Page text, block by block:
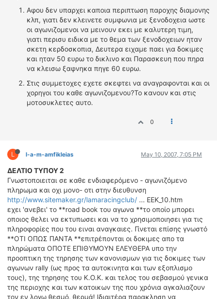
Αφου δεν υπαρχει καποια περιπτωση παροχης διαμονης
κλπ, γιατι δεν κλεινετε συμφωνια με ξενοδοχεια ωστε
οι αγωνιζομενοι να μεινουν εκει με καλυτερη τιμη,
γιατι περισυ ειδικα με το θεμα των ξενοδοχειων ηταν
σκετη κερδοσκοπια, Δευτερα ειχαμε παει για δοκιμες
και ηταν 50 ευρω το δικλινο και Παρασκευη που πηρα
να κλεισω ξαφνηκα πηγε 60 ευρω.
Στις συμμετοχες εχετε σκεφτει να αναγραφονται και οι
χορηγοι του καθε αγωνιζομενου?Το κανουν και στις
μοτοσυκλετες αυτο.
0
L l-a-m-amfikleias May 10, 2007, 7:05 PM
ΔΕΛΤΙΟ ΤΥΠΟΥ 2
Γνωστοποιειται σε καθε ενδιαφερόμενο - αγωνιζόμενο
πληρωμα και οχι μονο- οτι στην διευθυνση
http://www.sitemaker.gr/lamaracingclub/ ... EEK_10.htm
εχει 'ανεβει' το **road book του αγωνα **το οποίο μπορει
οποιος θελει να εκτυπωσει και να το χρησιμοποιησει για τις
πληροφορίες που του ειναι αναγκαιες. Γίνεται επίσης γνωστό
**ΟΤΙ ΟΠΩΣ ΠΑΝΤΑ **επιτρέπονται οι δοκιμες απο τα
πληρώματα ΟΠΟΤΕ ΕΠΙΘΥΜΟΥΝ ΕΛΕΥΘΕΡΑ υπο την
προοπτικη της τηρησης των κανονισμων για τις δοκιμες των
αγωνων rally (ως προς τα αυτοκινητα και των εξοπλισμο
τους), της τηρησης του Κ.Ο.Κ. και τελος του σεβασμού γενικα
της περιοχης και των κατοικων της που χρόνια αγκαλιαζουν
τον εν λογω θεσμό, θερμά! Ιδιαιτέρα παρακληση να